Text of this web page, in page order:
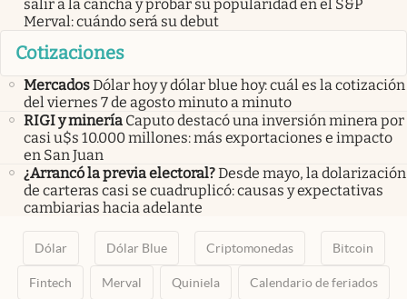
salir a la cancha y probar su popularidad en el S&P
Merval: cuándo será su debut
Cotizaciones
MercadosDólar hoy y dólar blue hoy: cuál es la cotización
del viernes 7 de agosto minuto a minuto
RIGI y minería Caputo destacó una inversión minera por
casi u$s 10.000 millones: más exportaciones e impacto
en San Juan
¿Arrancó la previa electoral?Desde mayo, la dolarización
de carteras casi se cuadruplicó: causas y expectativas
cambiarias hacia adelante
Dólar Dólar Blue Criptomonedas Bitcoin
Fintech Merval Quiniela Calendario de feriados